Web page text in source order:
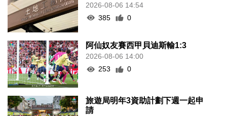
2026-08-06 14:54
385
0
阿仙奴友賽西甲貝迪斯輸1:3
2026-08-06 14:00
253
0
旅遊局明年3資助計劃下週一起申
請